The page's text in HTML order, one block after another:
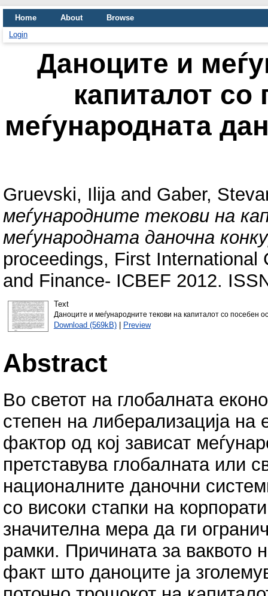
Home About
Browse
Login
Даноците и
капиталот со
меѓународната
Gruevski, Ilijaand Gaber,
меѓународните текови на
меѓународната даночна
proceedings, First
and Finance- ICBEF 2012.
Text
Даноците и меѓународните текови на капиталот со посебен
Download (569kB)| Preview
Abstract
Во светот на глобалната
степен на либерализација на
фактор од кој зависат
претставува глобалната или
националните даночни
со високи стапки на
значителна мера да ги
рамки. Причината за
факт што даноците ја